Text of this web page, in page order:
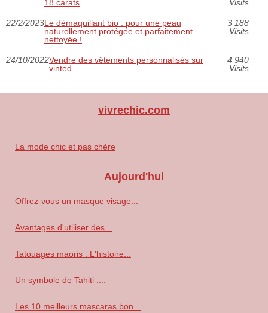
18 carats
Visits
22/2/2023Le démaquillant bio : pour une peau
naturellement protégée et parfaitement
nettoyée !
3 188
Visits
24/10/2022Vendre des vêtements personnalisés sur
vinted
4 940
Visits
vivrechic.com
La mode chic et pas chère
Aujourd'hui
Offrez-vous un masque visage...
Avantages d'utiliser des...
Tatouages maoris : L'histoire...
Un symbole de Tahiti :...
Les 10 meilleurs mascaras bon...